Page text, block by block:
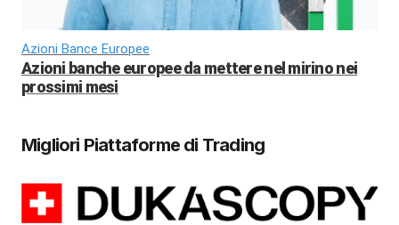
Azioni Bance Europee
Azioni banche europee da mettere nel mirino nei
prossimi mesi
Migliori Piattaforme di Trading